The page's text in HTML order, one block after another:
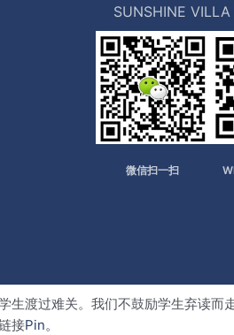
SUNSHINE
微信扫一扫
渡过难关。我们不鼓励学生弃读而
接Pin。